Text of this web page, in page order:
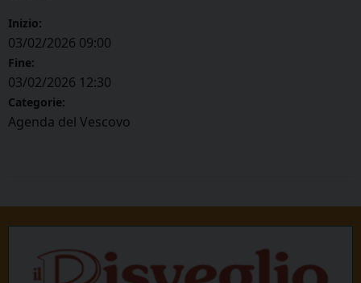
Inizio:
03/02/2026 09:00
Fine:
03/02/2026 12:30
Categorie:
Agenda del Vescovo